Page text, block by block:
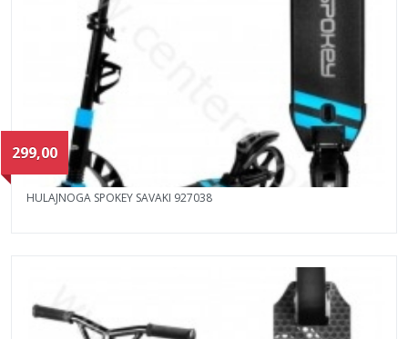
299,00
HULAJNOGA SPOKEY SAVAKI 927038